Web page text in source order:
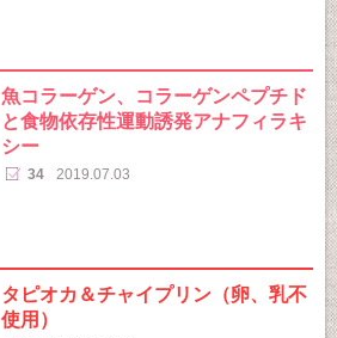
魚コラーゲン、コラーゲンペプチド
と食物依存性運動誘発アナフィラキ
シー
34 2019.07.03
タピオカ＆チャイプリン（卵、乳不
使用）